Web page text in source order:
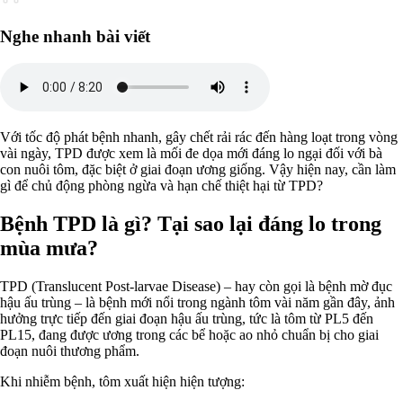
Nghe nhanh bài viết
Với tốc độ phát bệnh nhanh, gây chết rải rác đến hàng loạt trong vòng
vài ngày, TPD được xem là mối đe dọa mới đáng lo ngại đối với bà
con nuôi tôm, đặc biệt ở giai đoạn ương giống. Vậy hiện nay, cần làm
gì để chủ động phòng ngừa và hạn chế thiệt hại từ TPD?
Bệnh TPD là gì? Tại sao lại đáng lo trong
mùa mưa?
TPD (Translucent Post-larvae Disease) – hay còn gọi là bệnh mờ đục
hậu ấu trùng – là bệnh mới nổi trong ngành tôm vài năm gần đây, ảnh
hưởng trực tiếp đến giai đoạn hậu ấu trùng, tức là tôm từ PL5 đến
PL15, đang được ương trong các bể hoặc ao nhỏ chuẩn bị cho giai
đoạn nuôi thương phẩm.
Khi nhiễm bệnh, tôm xuất hiện hiện tượng: